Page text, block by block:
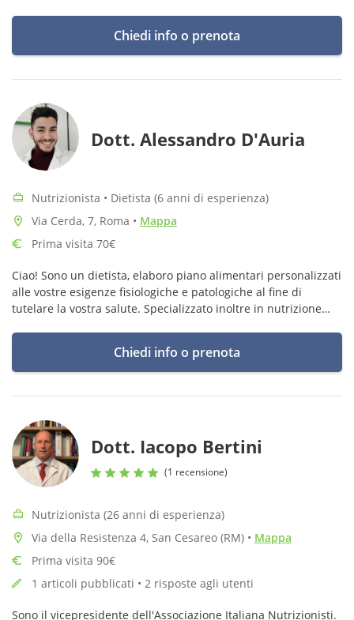
Chiedi info o prenota
Dott. Alessandro D'Auria
Nutrizionista • Dietista (6 anni di esperienza)
Via Cerda, 7, Roma • Mappa
Prima visita 70€
Ciao! Sono un dietista, elaboro piano alimentari personalizzati
alle vostre esigenze fisiologiche e patologiche al fine di
tutelare la vostra salute. Specializzato inoltre in nutrizione
Chiedi info o prenota
Dott. Iacopo Bertini
(1 recensione)
Nutrizionista (26 anni di esperienza)
Via della Resistenza 4, San Cesareo (RM) • Mappa
Prima visita 90€
1 articoli pubblicati • 2 risposte agli utenti
Sono il vicepresidente dell'Associazione Italiana Nutrizionisti.